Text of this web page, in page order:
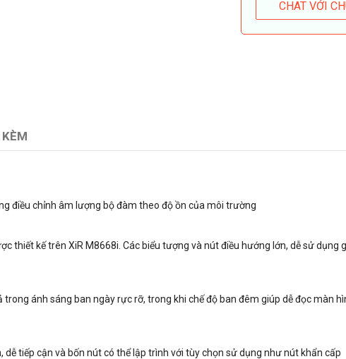
CHAT VỚI
điều chỉnh âm lượng bộ đàm theo độ ồn của môi trường
thiết kế trên XiR M8668i. Các biểu tượng và nút điều hướng lớn, dễ sử dụng
ánh sáng ban ngày rực rỡ, trong khi chế độ ban đêm giúp dễ đọc màn
tiếp cận và bốn nút có thể lập trình với tùy chọn sử dụng như nút khẩn cấp